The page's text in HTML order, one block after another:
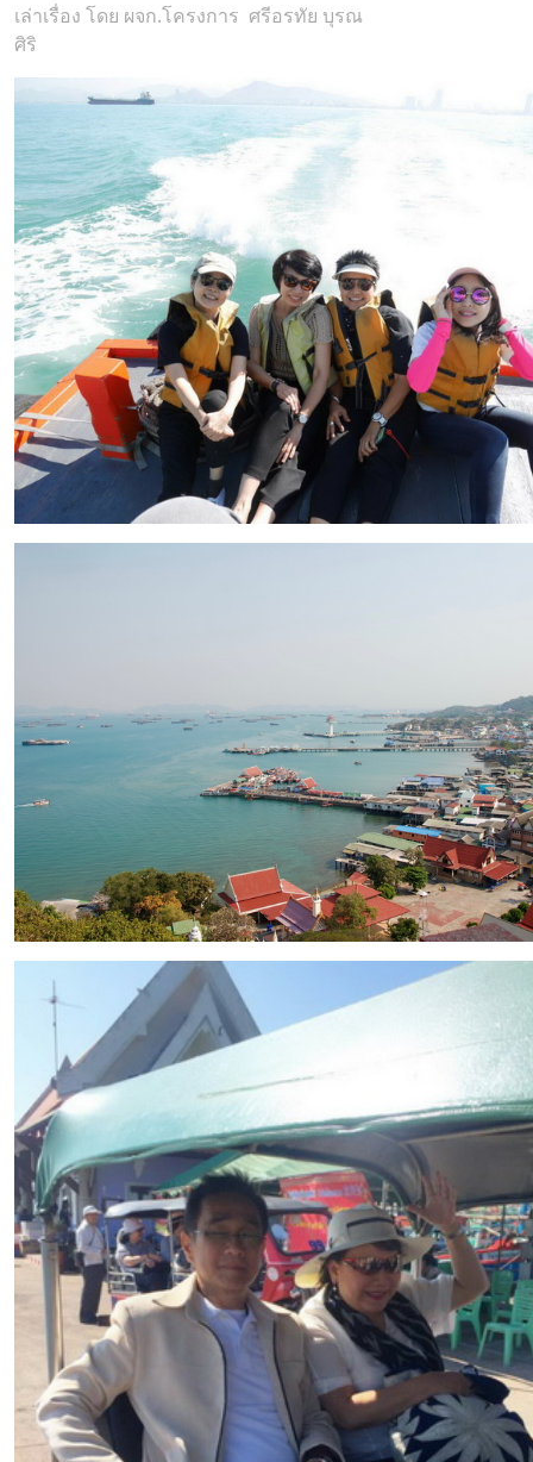
เล่าเรื่อง โดย ผจก.โครงการ ศรีอรทัย บุรณ
ศิริ